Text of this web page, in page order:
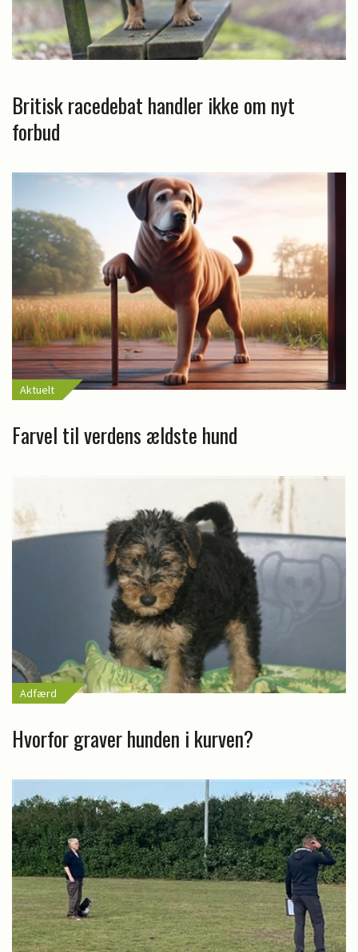
Britisk racedebat handler ikke om nyt
forbud
Aktuelt
Farvel til verdens ældste hund
Adfærd
Hvorfor graver hunden i kurven?